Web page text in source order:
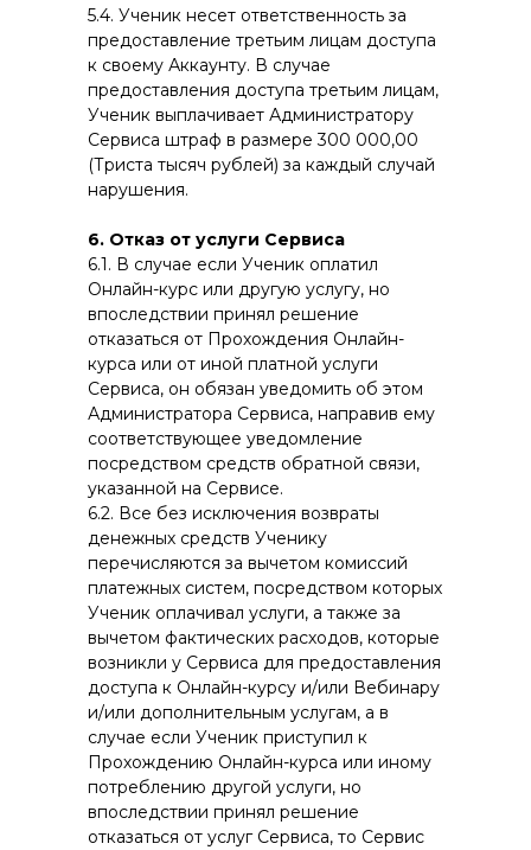
5.4. Ученик несет ответственность за
предоставление третьим лицам доступа
к своему Аккаунту. В случае
предоставления доступа третьим лицам,
Ученик выплачивает Администратору
Сервиса штраф в размере 300 000,00
(Триста тысяч рублей) за каждый случай
нарушения.
6. Отказ от услуги Сервиса
6.1. В случае если Ученик оплатил
Онлайн-курс или другую услугу, но
впоследствии принял решение
отказаться от Прохождения Онлайн-
курса или от иной платной услуги
Сервиса, он обязан уведомить об этом
Администратора Сервиса, направив ему
соответствующее уведомление
посредством средств обратной связи,
указанной на Сервисе.
6.2. Все без исключения возвраты
денежных средств Ученику
перечисляются за вычетом комиссий
платежных систем, посредством которых
Ученик оплачивал услуги, а также за
вычетом фактических расходов, которые
возникли у Сервиса для предоставления
доступа к Онлайн-курсу и/или Вебинару
и/или дополнительным услугам, а в
случае если Ученик приступил к
Прохождению Онлайн-курса или иному
потреблению другой услуги, но
впоследствии принял решение
отказаться от услуг Сервиса, то Сервис